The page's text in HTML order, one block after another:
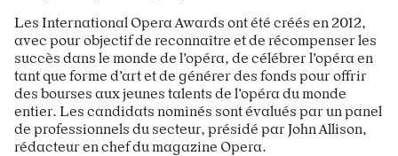
Les International Opera Awards ont été créés en 2012,
avec pour objectif de reconnaître et de récompenser les
succès dans le monde de l’opéra, de célébrer l’opéra en
tant que forme d’art et de générer des fonds pour offrir
des bourses aux jeunes talents de l’opéra du monde
entier. Les candidats nominés sont évalués par un panel
de professionnels du secteur, présidé par John Allison,
rédacteur en chef du magazine Opera.